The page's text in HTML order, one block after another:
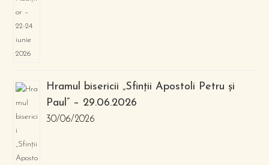
Hramul bisericii „Sfinții Apostoli Petru și
Paul” – 29.06.2026
30/06/2026